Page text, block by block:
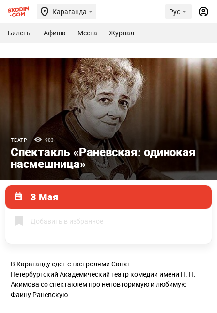
Караганда Рус
Билеты Афиша Места Журнал
ТЕАТР 903
Спектакль «Раневская: одинокая
насмешница»
3 Мая
Добавить в избранное
В Караганду едет с гастролями Санкт-
Петербургский Академический театр комедии имени Н. П.
Акимова со спектаклем про неповторимую и любимую
Фаину Раневскую.